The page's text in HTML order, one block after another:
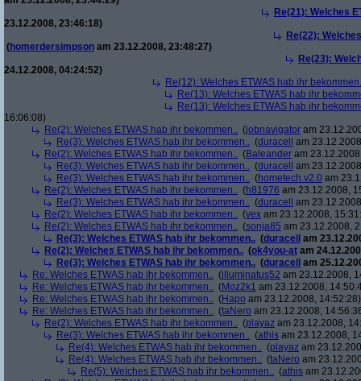
Re(21): Welches
23.12.2008, 23:46:18)
Re(22):
(homerdersimpson am 23.12.2008, 23:48:27)
Re(23):
24.12.2008, 04:24:52)
Re(12): Welches ETWAS hab ihr
Re(13): Welches ETWAS hab ihr
Re(13): Welches ETWAS hab ihr
16:06:08)
Re(2): Welches ETWAS hab ihr bekommen.. (jobnavigator am
Re(3): Welches ETWAS hab ihr bekommen.. (duracell
am
Re(2): Welches ETWAS hab ihr bekommen.. (Baleander am
Re(3): Welches ETWAS hab ihr bekommen.. (duracell
am
Re(3): Welches ETWAS hab ihr bekommen.. (hometech.v2.0 am
Re(2): Welches ETWAS hab ihr bekommen.. (h81976 am 23.12.2008,
Re(3): Welches ETWAS hab ihr bekommen.. (duracell
am
Re(2): Welches ETWAS hab ihr bekommen.. (vex am 23.12.2008,
Re(2): Welches ETWAS hab ihr bekommen.. (sonja85 am 23.12.2008,
Re(3): Welches ETWAS hab ihr bekommen.. (duracell
am
Re(2): Welches ETWAS hab ihr bekommen.. (ok4you-at am
Re(3): Welches ETWAS hab ihr bekommen.. (duracell
am
Re: Welches ETWAS hab ihr bekommen.. (illuminatus52 am 23.12.2008,
Re: Welches ETWAS hab ihr bekommen.. (Moz2k1 am 23.12.2008,
Re: Welches ETWAS hab ihr bekommen.. (Hapo am 23.12.2008, 14:52:28)
Re: Welches ETWAS hab ihr bekommen.. (taNero am 23.12.2008,
Re(2): Welches ETWAS hab ihr bekommen.. (playaz am 23.12.2008,
Re(3): Welches ETWAS hab ihr bekommen.. (athis am 23.12.2008,
Re(4): Welches ETWAS hab ihr bekommen.. (playaz am
Re(4): Welches ETWAS hab ihr bekommen.. (taNero am
Re(5): Welches ETWAS hab ihr bekommen.. (athis am